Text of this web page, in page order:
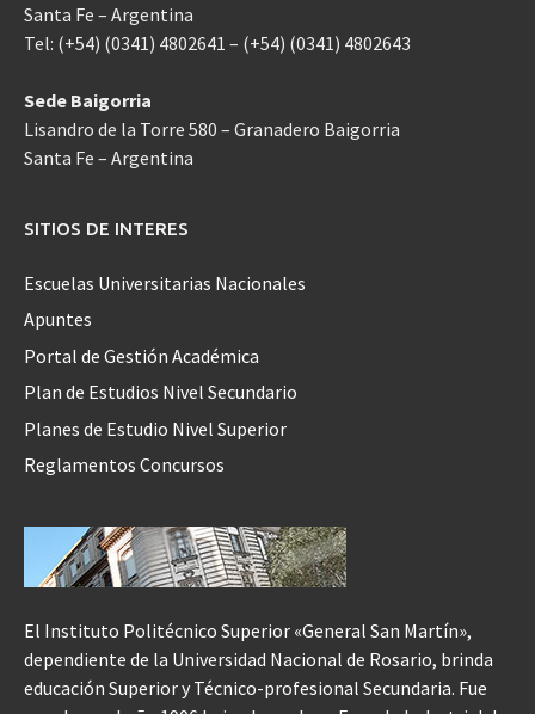
Santa Fe – Argentina
Tel: (+54) (0341) 4802641 – (+54) (0341) 4802643
Sede Baigorria
Lisandro de la Torre 580 – Granadero Baigorria
Santa Fe – Argentina
SITIOS DE INTERES
Escuelas Universitarias Nacionales
Apuntes
Portal de Gestión Académica
Plan de Estudios Nivel Secundario
Planes de Estudio Nivel Superior
Reglamentos Concursos
El Instituto Politécnico Superior «General San Martín»,
dependiente de la Universidad Nacional de Rosario, brinda
educación Superior y Técnico-profesional Secundaria. Fue